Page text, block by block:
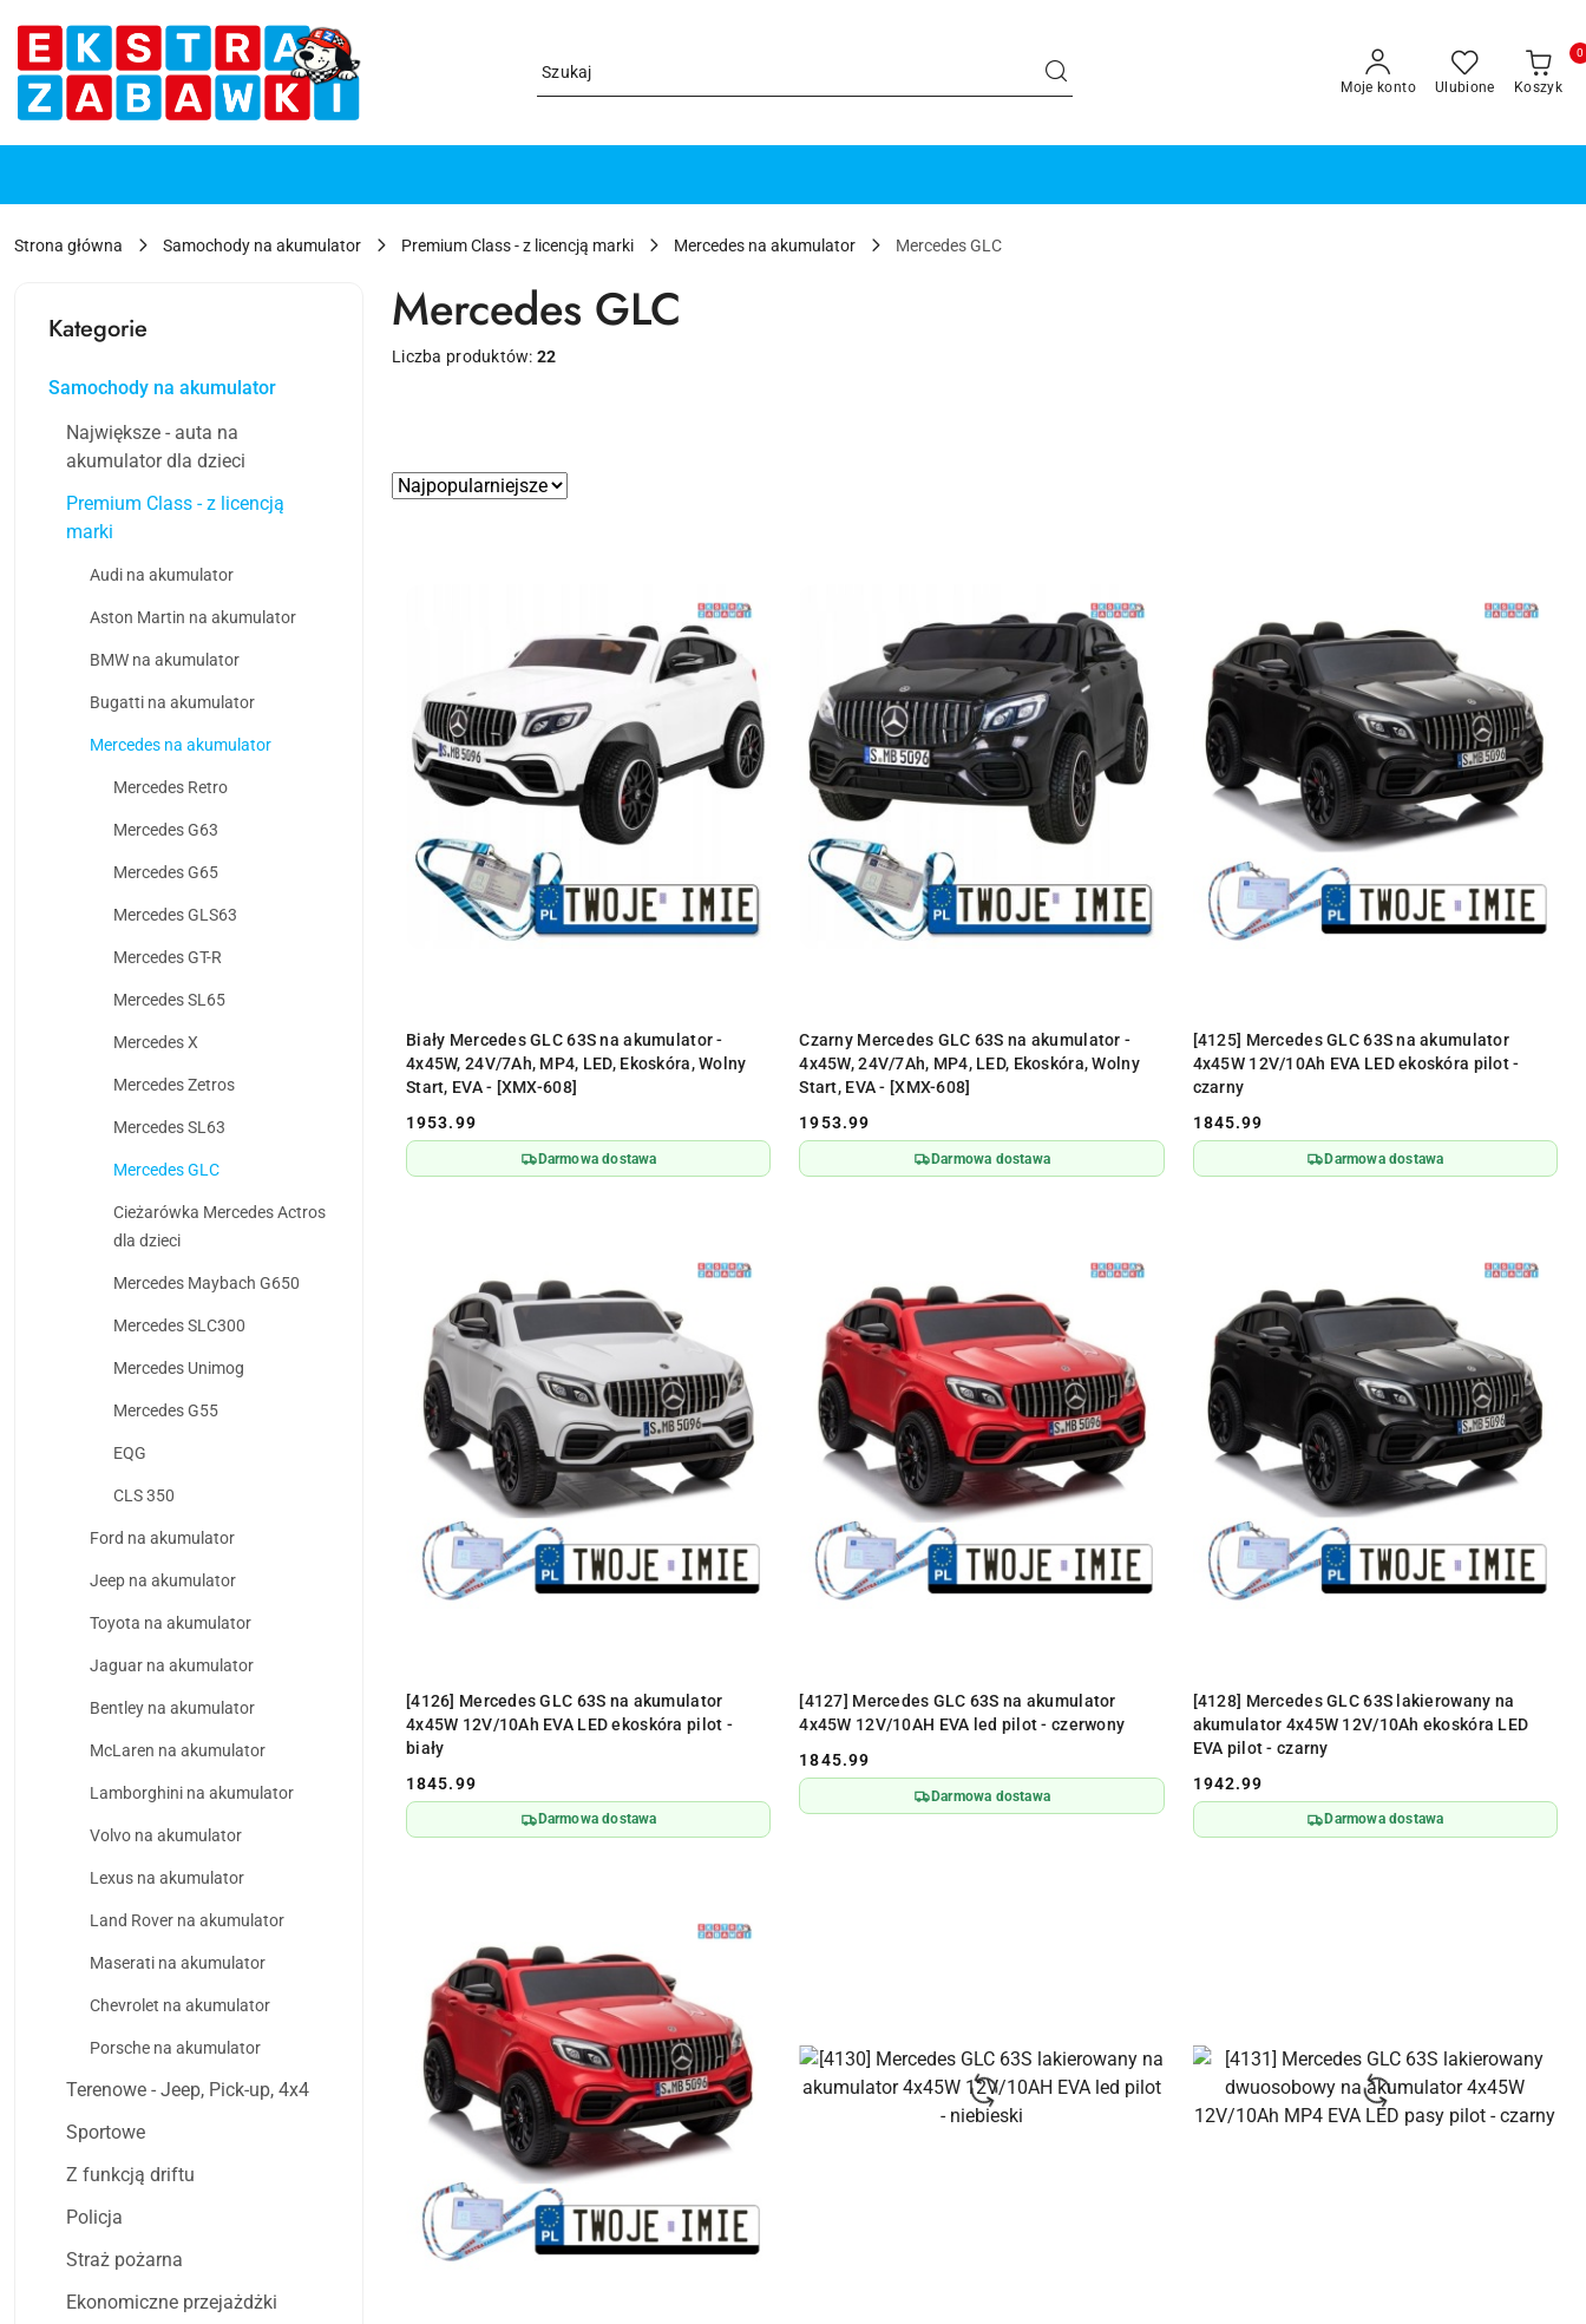
Przejdź do treści głównej
Przejdź do wyszukiwarki
Przejdź do moje konto
Przejdź do menu głównego
Przejdź do stopki
Moje konto Ulubione Koszyk
0
Strona główna Samochody na akumulator Premium Class - z licencją marki Mercedes na akumulator Mercedes GLC
Kategorie
Samochody na akumulator
Największe - auta na
akumulator dla dzieci
Premium Class - z licencją
marki
Audi na akumulator
Aston Martin na akumulator
BMW na akumulator
Bugatti na akumulator
Mercedes na akumulator
Mercedes Retro
Mercedes G63
Mercedes G65
Mercedes GLS63
Mercedes GT-R
Mercedes SL65
Mercedes X
Mercedes Zetros
Mercedes SL63
Mercedes GLC
Cieżarówka Mercedes Actros
dla dzieci
Mercedes Maybach G650
Mercedes SLC300
Mercedes Unimog
Mercedes G55
EQG
CLS 350
Ford na akumulator
Jeep na akumulator
Toyota na akumulator
Jaguar na akumulator
Bentley na akumulator
McLaren na akumulator
Lamborghini na akumulator
Volvo na akumulator
Lexus na akumulator
Land Rover na akumulator
Maserati na akumulator
Chevrolet na akumulator
Porsche na akumulator
Terenowe - Jeep, Pick-up, 4x4
Sportowe
Z funkcją driftu
Policja
Straż pożarna
Ekonomiczne przejażdżki
Mercedes GLC
Liczba produktów:22
Zastosowano
Sortuj
Biały Mercedes GLC 63S na akumulator -
4x45W, 24V/7Ah, MP4, LED, Ekoskóra, Wolny
Start, EVA - [XMX-608]
Cena:
1953.99
Darmowa dostawa
PRODUKT NIEDOSTĘPNY
Czarny Mercedes GLC 63S na akumulator -
4x45W, 24V/7Ah, MP4, LED, Ekoskóra, Wolny
Start, EVA - [XMX-608]
Cena:
1953.99
Darmowa dostawa
PRODUKT NIEDOSTĘPNY
[4125] Mercedes GLC 63S na akumulator
4x45W 12V/10Ah EVA LED ekoskóra pilot -
czarny
Cena:
1845.99
Darmowa dostawa
PRODUKT NIEDOSTĘPNY
[4126] Mercedes GLC 63S na akumulator
4x45W 12V/10Ah EVA LED ekoskóra pilot -
biały
Cena:
1845.99
Darmowa dostawa
[4127] Mercedes GLC 63S na akumulator
4x45W 12V/10AH EVA led pilot - czerwony
Cena:
1845.99
Darmowa dostawa
[4128] Mercedes GLC 63S lakierowany na
akumulator 4x45W 12V/10Ah ekoskóra LED
EVA pilot - czarny
Cena:
1942.99
Darmowa dostawa